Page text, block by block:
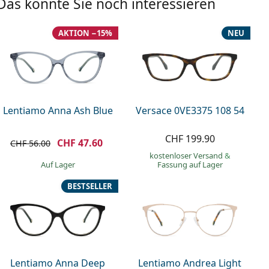
könnte Sie noch interessieren
Lentiamo Anna Ash Blue
AKTION −15%
CHF 56.00 CHF 47.60
auf Lager
Versace 0VE3375 108 54
NEU
CHF 199.90
kostenloser Versand &
Fassung auf Lager
Lentiamo Anna Deep
BESTSELLER
Lentiamo Andrea Light